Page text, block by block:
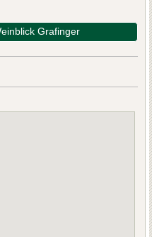
Grafinger